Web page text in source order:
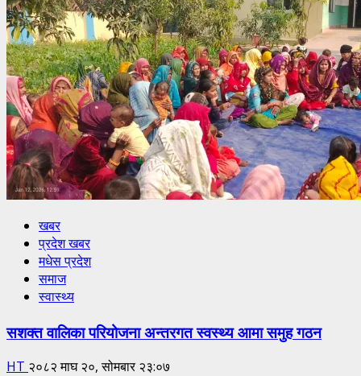
खबर
प्रदेश खबर
मधेस प्रदेश
समाज
स्वास्थ्य
सशक्त वालिका परियोजना अन्तरगत स्वस्थ्य आमा समुह गठन
HT २०८२ माघ २०, सोमबार २३:०७